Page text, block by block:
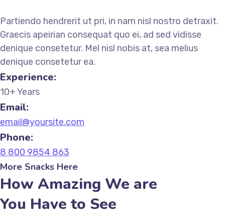
Partiendo hendrerit ut pri, in nam nisl nostro detraxit.
Graecis apeirian consequat quo ei, ad sed vidisse
denique consetetur. Mel nisl nobis at, sea melius
denique consetetur ea.
Experience:
10+ Years
Email:
email@yoursite.com
Phone:
8 800 9854 863
More Snacks Here
How Amazing We are
You Have to See